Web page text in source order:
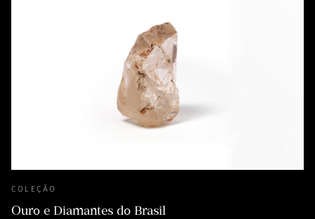
COLEÇÃO
Ouro e Diamantes do Brasil